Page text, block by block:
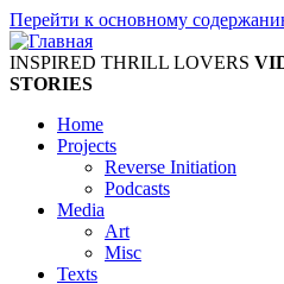
Перейти к основному
INSPIRED THRILL LOVERS
STORIES
Home
Projects
Reverse Initiation
Podcasts
Media
Art
Misc
Texts